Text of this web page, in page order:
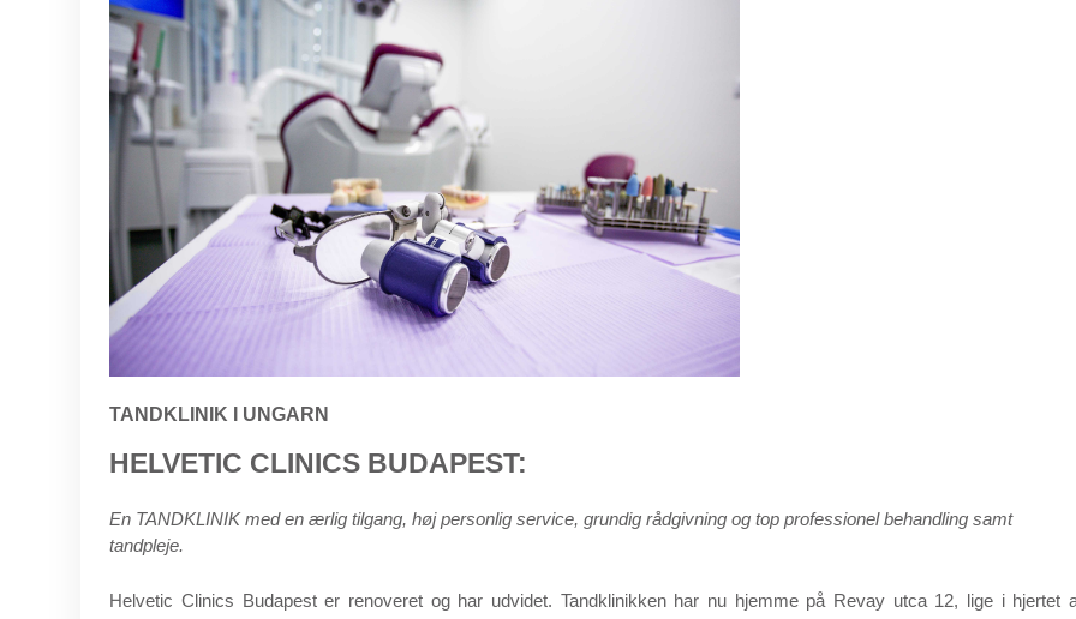
TANDKLINIK I UNGARN
HELVETIC CLINICS BUDAPEST:
En TANDKLINIK med en ærlig tilgang, høj personlig service, grundig rådgivning og top professionel behandling samt
tandpleje.
Helvetic Clinics Budapest er renoveret og har udvidet. Tandklinikken har nu hjemme på Revay utca 12, lige i hjertet